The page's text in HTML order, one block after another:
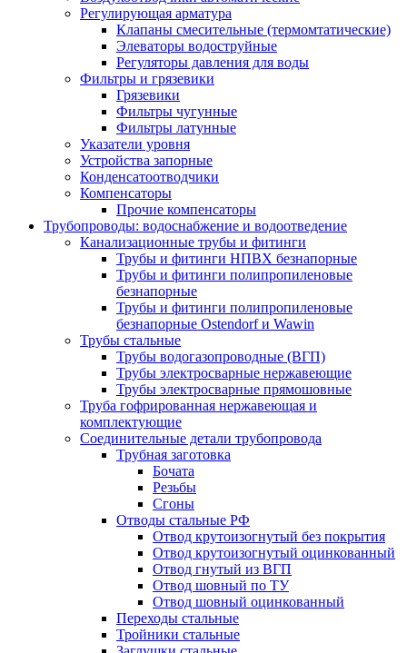
Регулирующая арматура
Клапаны смесительные (термомтатические)
Элеваторы водоструйные
Регуляторы давления для воды
Фильтры и грязевики
Грязевики
Фильтры чугунные
Фильтры латунные
Указатели уровня
Устройства запорные
Конденсатоотводчики
Компенсаторы
Прочие компенсаторы
Трубопроводы: водоснабжение и водоотведение
Канализационные трубы и фитинги
Трубы и фитинги НПВХ безнапорные
Трубы и фитинги полипропиленовые
безнапорные
Трубы и фитинги полипропиленовые
безнапорные Ostendorf и Wawin
Трубы стальные
Трубы водогазопроводные (ВГП)
Трубы электросварные нержавеющие
Трубы электросварные прямошовные
Труба гофрированная нержавеющая и
комплектующие
Соединительные детали трубопровода
Трубная заготовка
Бочата
Резьбы
Сгоны
Отводы стальные РФ
Отвод крутоизогнутый без покрытия
Отвод крутоизогнутый оцинкованный
Отвод гнутый из ВГП
Отвод шовный по ТУ
Отвод шовный оцинкованный
Переходы стальные
Тройники стальные